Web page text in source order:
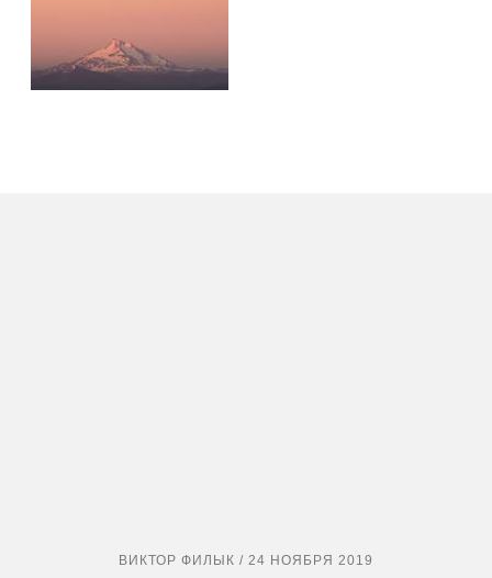
ВИКТОР ФИЛЫК / 24 НОЯБРЯ 2019